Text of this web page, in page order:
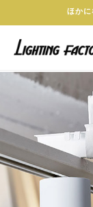
ほかに